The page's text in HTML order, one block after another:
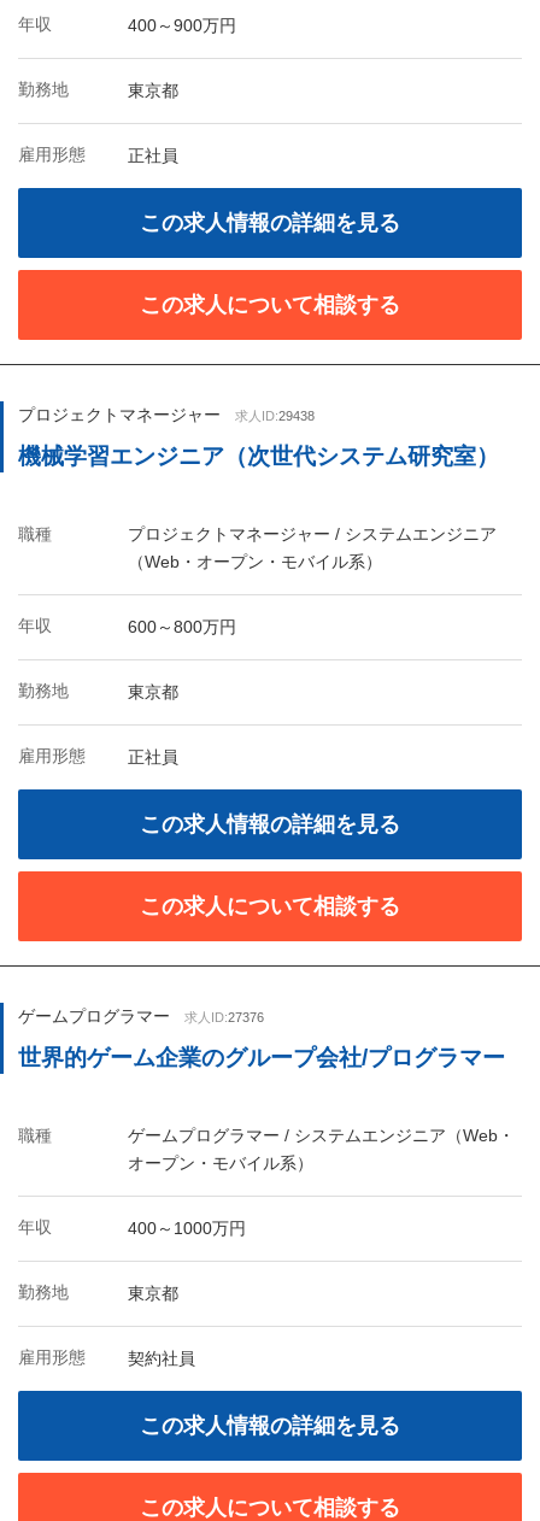
年収 400～900万円
勤務地 東京都
雇用形態 正社員
この求人情報の詳細を見る
この求人について相談する
プロジェクトマネージャー 求人ID:29438
機械学習エンジニア（次世代システム研究室）
職種
プロジェクトマネージャー / システムエンジニア
（Web・オープン・モバイル系）
年収 600～800万円
勤務地 東京都
雇用形態 正社員
この求人情報の詳細を見る
この求人について相談する
ゲームプログラマー 求人ID:27376
世界的ゲーム企業のグループ会社/プログラマー
職種
ゲームプログラマー / システムエンジニア（Web・
オープン・モバイル系）
年収 400～1000万円
勤務地 東京都
雇用形態 契約社員
この求人情報の詳細を見る
この求人について相談する